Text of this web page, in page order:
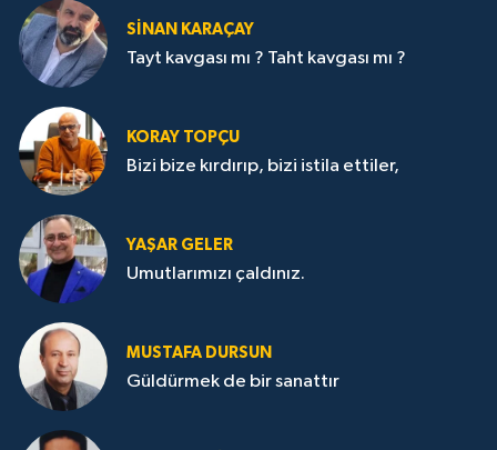
SİNAN KARAÇAY
Tayt kavgası mı ? Taht kavgası mı ?
KORAY TOPÇU
Bizi bize kırdırıp, bizi istila ettiler,
YAŞAR GELER
Umutlarımızı çaldınız.
MUSTAFA DURSUN
Güldürmek de bir sanattır